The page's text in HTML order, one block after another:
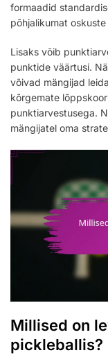
formaadid
põhjalikumat
Lisaks võib
punktide väärtusi.
võivad mängijad
kõrgemate
punktiarvestusega.
mängijatel oma
Millised on
pickleballis?